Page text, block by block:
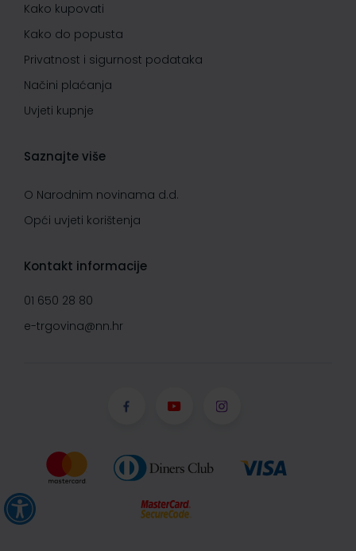
Kako kupovati
Kako do popusta
Privatnost i sigurnost podataka
Načini plaćanja
Uvjeti kupnje
Saznajte više
O Narodnim novinama d.d.
Opći uvjeti korištenja
Kontakt informacije
01 650 28 80
e-trgovina@nn.hr